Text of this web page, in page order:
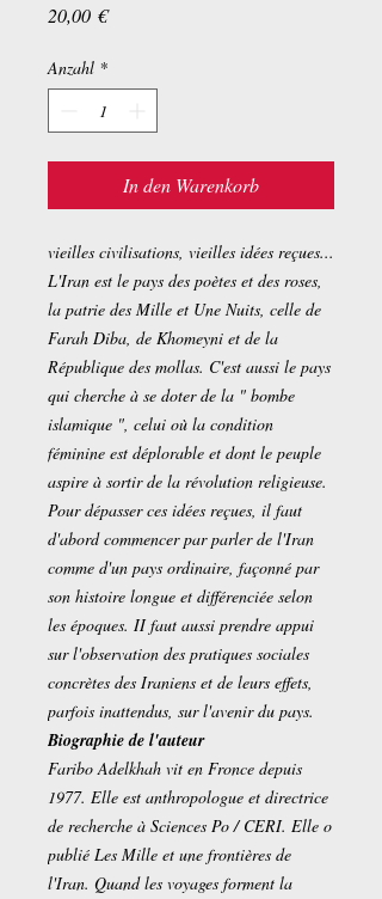
20,00 €Preis
Anzahl *
In den Warenkorb
vieilles civilisations, vieilles idées reçues...
L'Iran est le pays des poètes et des roses,
la patrie des Mille et Une Nuits, celle de
Farah Diba, de Khomeyni et de la
République des mollas. C'est aussi le pays
qui cherche à se doter de la " bombe
islamique ", celui où la condition
féminine est déplorable et dont le peuple
aspire à sortir de la révolution religieuse.
Pour dépasser ces idées reçues, il faut
d'abord commencer par parler de l'Iran
comme d'un pays ordinaire, façonné par
son histoire longue et différenciée selon
les époques. II faut aussi prendre appui
sur l'observation des pratiques sociales
concrètes des Iraniens et de leurs effets,
parfois inattendus, sur l'avenir du pays.
Biographie de l'auteur
Faribo Adelkhah vit en Fronce depuis
1977. Elle est anthropologue et directrice
de recherche à Sciences Po / CERI. Elle o
publié Les Mille et une frontières de
l'Iran. Quand les voyages forment la